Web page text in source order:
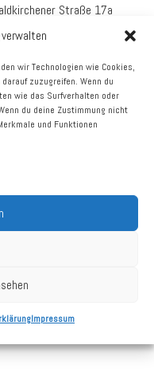
wir Technologien wie Cookies,
zuzugreifen. Wenn du
wie das Surfverhalten oder
du deine Zustimmung nicht
und Funktionen
Impressum
Straße 17a
drogerie
m²